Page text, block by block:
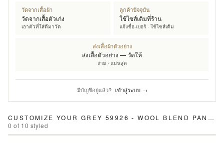
วัดจากเสื้อผ้า
วัดจากเสื้อตัวเก่ง
เอาตัวที่ใส่ดีมาวัด
ลูกค้าปัจจุบัน
ใช้ไซส์เดิมที่ร้าน
แจ้งชื่อ-เบอร์ · ใช้ไซส์เดิม
ส่งเสื้อผ้าตัวอย่าง
ส่งเสื้อตัวอย่าง — วัดให้
ง่าย · แม่นสุด
มีบัญชีอยู่แล้ว? เข้าสู่ระบบ →
CUSTOMIZE YOUR GREY 59926 - WOOL BLEND PANTS
0 of 10 styled